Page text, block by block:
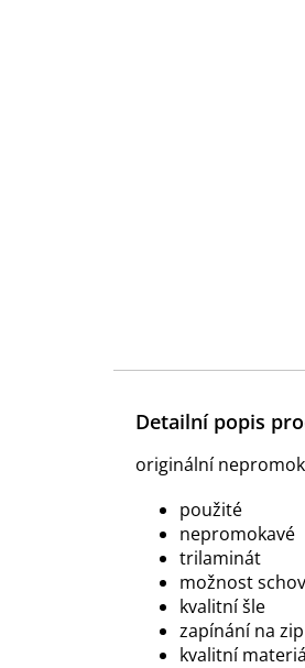
Detailní popis
originální
použité
nepromokavé
trilaminát
možnost
kvalitní šle
zapínání na zip
kvalitní